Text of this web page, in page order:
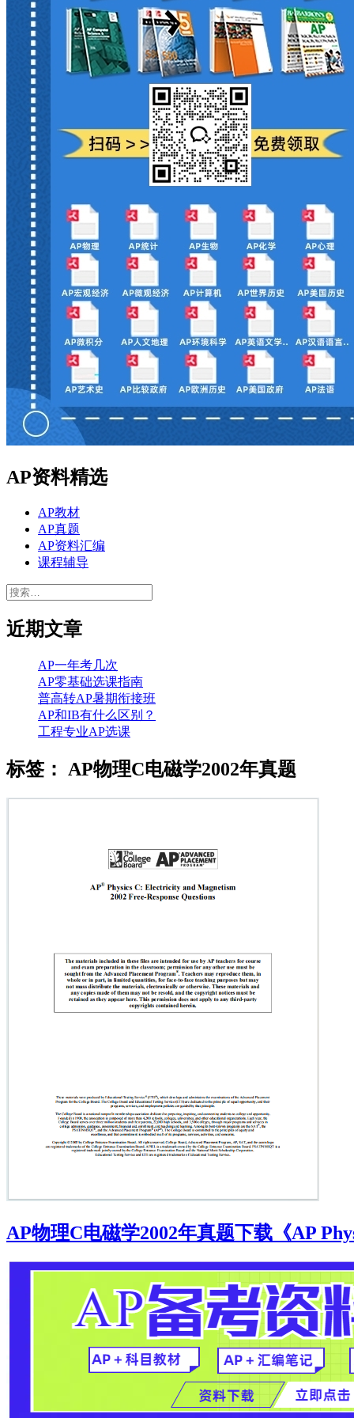
AP资料精选
AP教材
AP真题
AP资料汇编
课程辅导
搜
近期文章
AP一年考几次
AP零基础选课指南
普高转AP暑期衔接班
AP和IB有什么区别？
工程专业AP选课
标签： AP物理C电磁学2002年真题
AP物理C电磁学2002年真题下载《AP